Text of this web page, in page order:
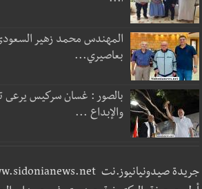
المهندس محمد زهير
بعاصيري...
بالصور : غسان سركيس يرعى
والإبداع ...
جريدة صيدونيانيوز.نت www.sidonianews.net